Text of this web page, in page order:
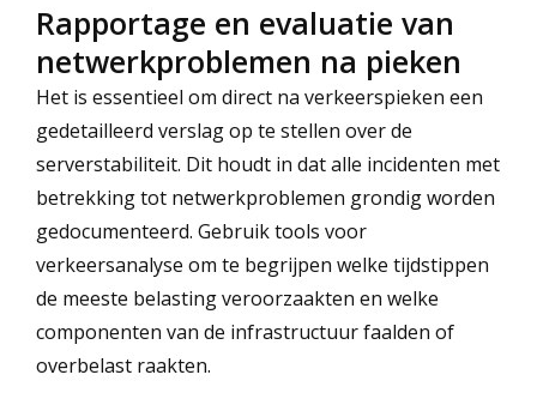
Rapportage en evaluatie van
netwerkproblemen na pieken
Het is essentieel om direct na verkeerspieken een
gedetailleerd verslag op te stellen over de
serverstabiliteit. Dit houdt in dat alle incidenten met
betrekking tot netwerkproblemen grondig worden
gedocumenteerd. Gebruik tools voor
verkeersanalyse om te begrijpen welke tijdstippen
de meeste belasting veroorzaakten en welke
componenten van de infrastructuur faalden of
overbelast raakten.